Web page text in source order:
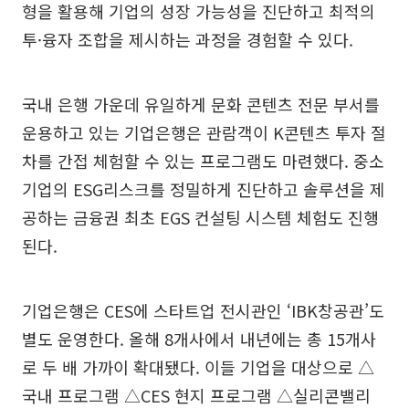
형을 활용해 기업의 성장 가능성을 진단하고 최적의
투·융자 조합을 제시하는 과정을 경험할 수 있다.
국내 은행 가운데 유일하게 문화 콘텐츠 전문 부서를
운용하고 있는 기업은행은 관람객이 K콘텐츠 투자 절
차를 간접 체험할 수 있는 프로그램도 마련했다. 중소
기업의 ESG리스크를 정밀하게 진단하고 솔루션을 제
공하는 금융권 최초 EGS 컨설팅 시스템 체험도 진행
된다.
기업은행은 CES에 스타트업 전시관인 ‘IBK창공관’도
별도 운영한다. 올해 8개사에서 내년에는 총 15개사
로 두 배 가까이 확대됐다. 이들 기업을 대상으로 △
국내 프로그램 △CES 현지 프로그램 △실리콘밸리